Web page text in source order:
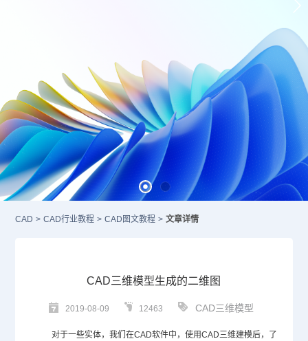
CAD > CAD行业教程 > CAD图文教程 > 文章详情
CAD三维模型生成的二维图
2019-08-09 12463 CAD三维模型
对于一些实体，我们在CAD软件中，使用CAD三维建模后，了